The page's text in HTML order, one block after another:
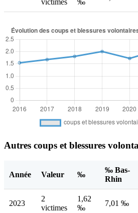
Autres coups et blessures
Année Valeur ‰
‰ Bas-
Rhin
2023
2
victimes
1,62
‰
7,01 ‰